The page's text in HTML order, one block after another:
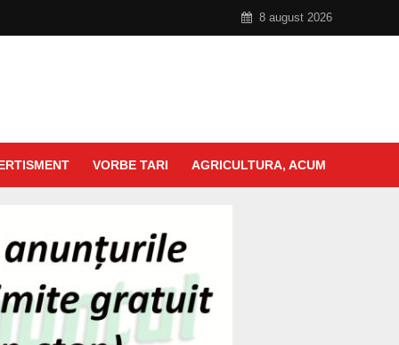
8 august 2026
VORBE TARI AGRICULTURA, ACUM